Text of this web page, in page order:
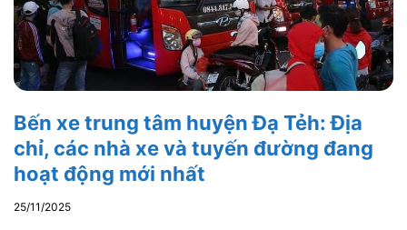
Bến xe trung tâm huyện Đạ Tẻh: Địa
chỉ, các nhà xe và tuyến đường đang
hoạt động mới nhất
25/11/2025